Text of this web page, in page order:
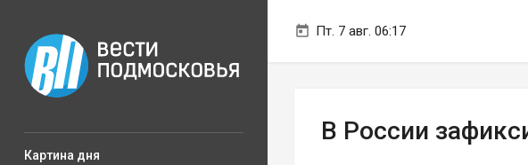
Пт. 7 авг. 06:17
Картина дня
В России